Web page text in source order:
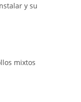
y su
mixtos